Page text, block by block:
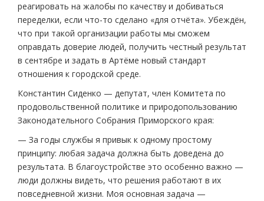
реагировать на жалобы по качеству и добиваться
переделки, если что-то сделано «для отчёта». Убеждён,
что при такой организации работы мы сможем
оправдать доверие людей, получить честный результат
в сентябре и задать в Артёме новый стандарт
отношения к городской среде.
Константин Сиденко — депутат, член Комитета по
продовольственной политике и природопользованию
Законодательного Собрания Приморского края:
— За годы службы я привык к одному простому
принципу: любая задача должна быть доведена до
результата. В благоустройстве это особенно важно —
люди должны видеть, что решения работают в их
повседневной жизни. Моя основная задача —